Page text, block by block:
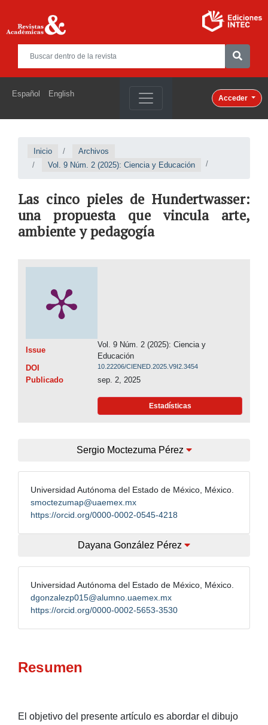
Español English Acceder
Inicio
Archivos
Vol. 9 Núm. 2 (2025): Ciencia y Educación
Las cinco pieles de Hundertwasser:
una propuesta que vincula arte,
ambiente y pedagogía
Issue
Vol. 9 Núm. 2 (2025): Ciencia y
Educación
DOI
10.22206/CIENED.2025.V9I2.3454
Publicado sep. 2, 2025
Estadísticas
Sergio Moctezuma Pérez
Universidad Autónoma del Estado de México, México.
smoctezumap@uaemex.mx
https://orcid.org/0000-0002-0545-4218
Dayana González Pérez
Universidad Autónoma del Estado de México, México.
dgonzalezp015@alumno.uaemex.mx
https://orcid.org/0000-0002-5653-3530
Resumen
El objetivo del presente artículo es abordar el dibujo